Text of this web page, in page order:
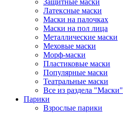
Защитные маски
Латексные маски
Маски на палочках
Маски на пол лица
Металлические маски
Меховые маски
Морф-маски
Пластиковые маски
Популярные маски
Театральные маски
Все из раздела "Маски"
Парики
Взрослые парики